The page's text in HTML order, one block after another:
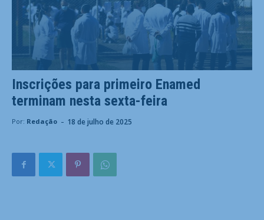
Inscrições para primeiro Enamed
terminam nesta sexta-feira
Por: Redação - 18 de julho de 2025